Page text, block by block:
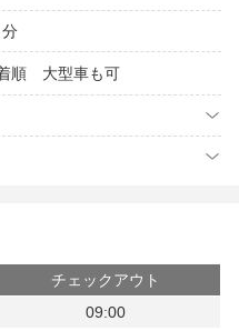
大型車も可
チェックアウト
09:00